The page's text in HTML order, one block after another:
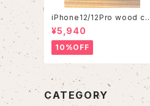
iPhone12/12Pro wood ca
se
¥5,940
10%OFF
CATEGORY